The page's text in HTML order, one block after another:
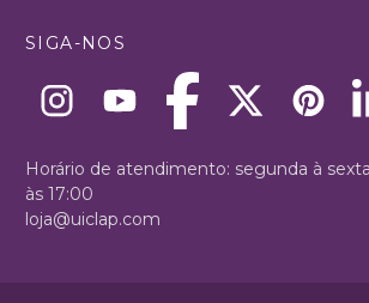
SIGA-NOS
Horário de atendimento: segunda à
às 17:00
loja@uiclap.com